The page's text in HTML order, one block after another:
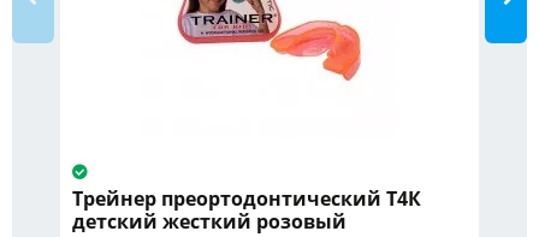
Трейнер преортодонтический Т4К
детский жесткий розовый